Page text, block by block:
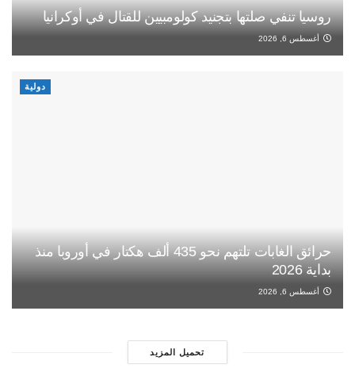
روسيا تنفي صلتها بتجنيد كولومبيين للقتال في أوكرانيا
أغسطس 6, 2026
دولية
حرائق الغابات تلتهم نحو 435 ألف هكتار في أوروبا منذ
بداية 2026
أغسطس 6, 2026
تحميل المزيد